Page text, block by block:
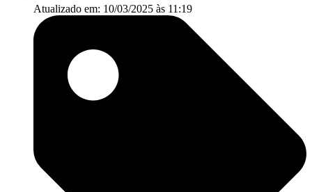
Atualizado em: 10/03/2025 às 11:19